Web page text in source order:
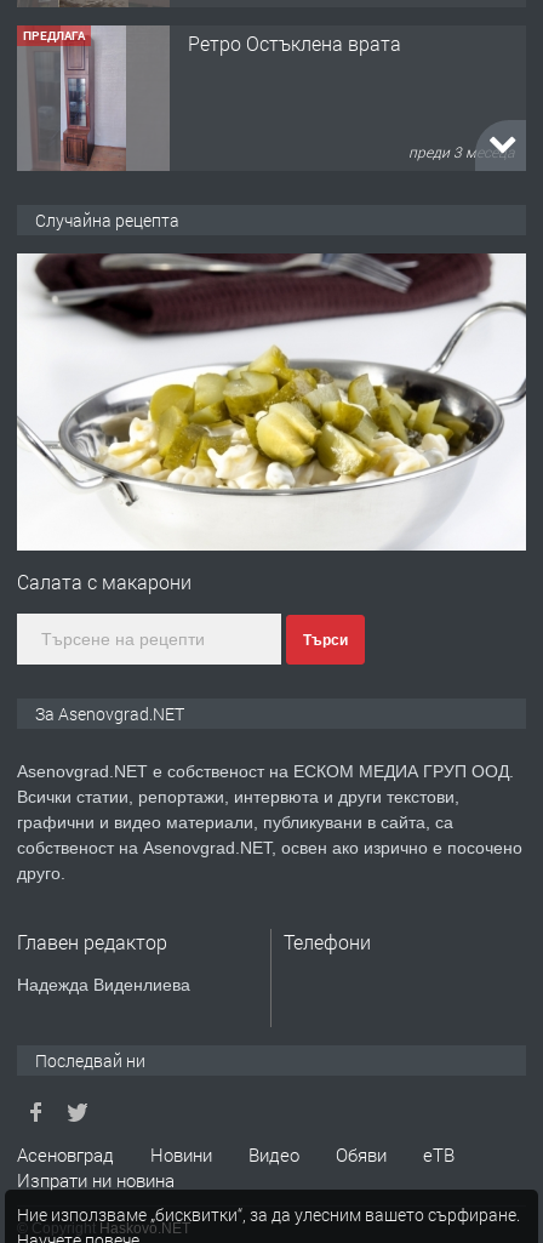
ПРЕДЛАГА Ретро Остъклена врата
преди 3 месеца
преди 10 месеца
Професионална броячна машина -
със сертификат от ЕЦБ
преди 1 година
Професионална зеленчукорезачка
преди 2 години
ПРЕДЛАГА
Давам индивидуалани уроци по
ремонт на покриви
ПРЕДЛАГА
Висококачествени Целофанови
Пликове - СКОРПИОПЛАСТ
Случайна рецепта
Салата с макарони
Търси
За Asenovgrad.NET
Asenovgrad.NET е собственост на ЕСКОМ МЕДИА ГРУП ООД.
Всички статии, репортажи, интервюта и други текстови,
графични и видео материали, публикувани в сайта, са
собственост на Asenovgrad.NET, освен ако изрично е посочено
друго.
Главен редактор
Надежда Виденлиева
Телефони
Последвай ни
Асеновград Новини Видео Обяви
еТВ
Изпрати ни новина
© Copyright Haskovo.NET
Ние използваме „бисквитки“, за да улесним вашето сърфиране.